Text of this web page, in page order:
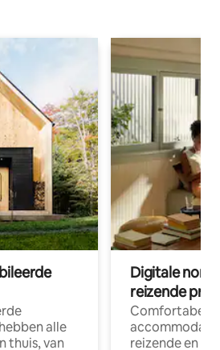
alle
thuis, van
Digitale
reizende
Comfortabele
reizende en